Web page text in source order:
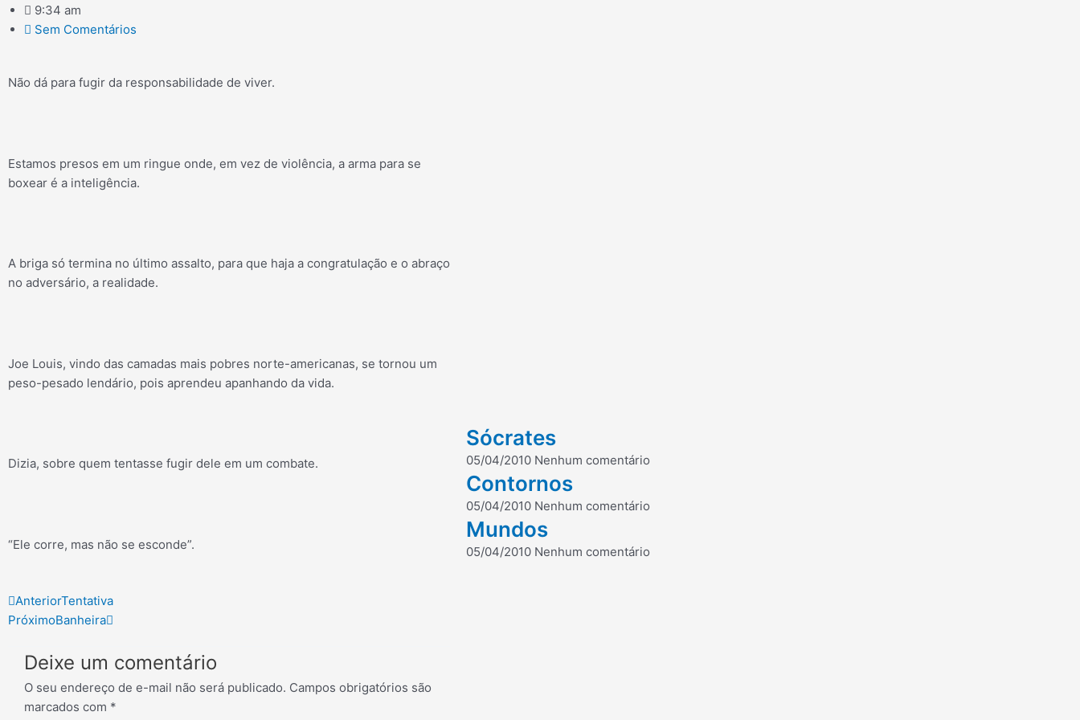
9:34 am
Sem Comentários
Não dá para fugir da responsabilidade de viver.
Estamos presos em um ringue onde, em vez de violência, a arma para se
boxear é a inteligência.
A briga só termina no último assalto, para que haja a congratulação e o abraço
no adversário, a realidade.
Joe Louis, vindo das camadas mais pobres norte-americanas, se tornou um
peso-pesado lendário, pois aprendeu apanhando da vida.
Dizia, sobre quem tentasse fugir dele em um combate.
“Ele corre, mas não se esconde”.
Prev
AnteriorTentativa
PróximoBanheira
Next
Deixe um comentário
O seu endereço de e-mail não será publicado. Campos obrigatórios são
marcados com *
Sócrates
05/04/2010 Nenhum comentário
Contornos
05/04/2010 Nenhum comentário
Mundos
05/04/2010 Nenhum comentário